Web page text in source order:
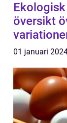
översikt
01 januari